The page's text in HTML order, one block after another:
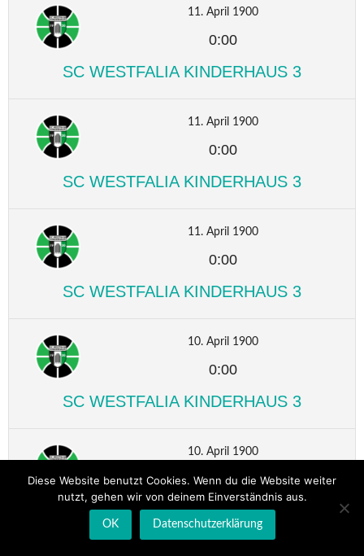
11. April 1900
0:00
SC WESTFALIA KINDERHAUS 3
11. April 1900
0:00
SC WESTFALIA KINDERHAUS 3
11. April 1900
0:00
SC WESTFALIA KINDERHAUS 3
10. April 1900
0:00
SC WESTFALIA KINDERHAUS 3
10. April 1900
0:00
SC WESTFALIA KINDERHAUS 3
Diese Website benutzt Cookies. Wenn du die Website weiter
nutzt, gehen wir von deinem Einverständnis aus.
OK Datenschutzerklärung